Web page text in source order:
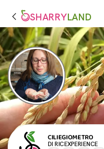
SHARRYLAND
CILIEGIOMETRO
DI RICEXPERIENCE